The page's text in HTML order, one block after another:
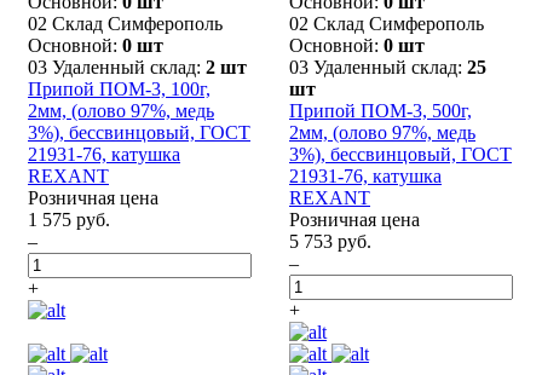
02 Склад Симферополь
Основной: 0 шт
03 Удаленный склад: 2 шт
Припой ПОМ-3, 100г,
2мм, (олово 97%, медь
3%), бессвинцовый, ГОСТ
21931-76, катушка
REXANT
Розничная цена
1 575 руб.
–
+
02 Склад Симферополь
Основной: 0 шт
03 Удаленный склад: 25
шт
Припой ПОМ-3, 500г,
2мм, (олово 97%, медь
3%), бессвинцовый, ГОСТ
21931-76, катушка
REXANT
Розничная цена
5 753 руб.
–
+